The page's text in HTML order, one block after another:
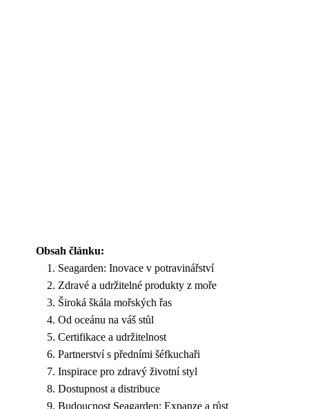
Obsah článku:
Seagarden: Inovace v potravinářství
Zdravé a udržitelné produkty z moře
Široká škála mořských řas
Od oceánu na váš stůl
Certifikace a udržitelnost
Partnerství s předními šéfkuchaři
Inspirace pro zdravý životní styl
Dostupnost a distribuce
Budoucnost Seagarden: Expanze a růst